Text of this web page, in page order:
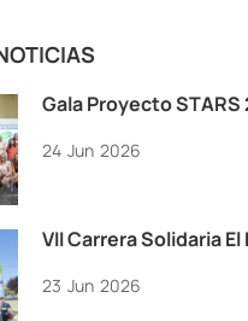
Gala Proyecto STARS
24 Jun 2026
VII Carrera Solidaria
23 Jun 2026